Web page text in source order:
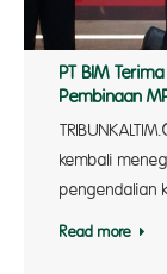
PT BIM
Pembinaan
kembali
pengendalian
Read more